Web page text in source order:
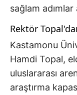
sağlam
Rektör
Kastamonu
Hamdi Topal,
uluslararası
araştırma